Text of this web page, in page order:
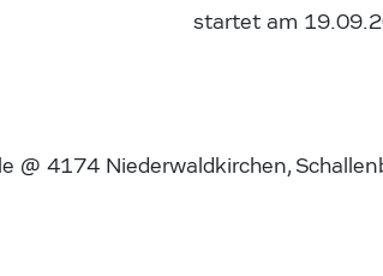
startet am
@ 4174 Niederwaldkirchen,